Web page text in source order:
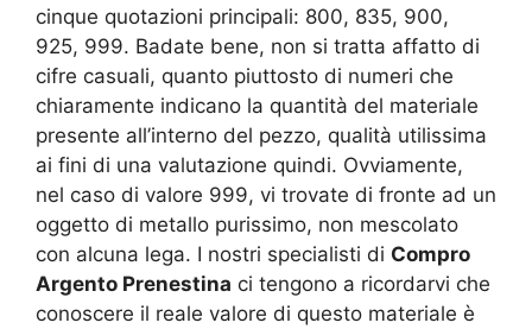
cinque quotazioni principali: 800, 835, 900,
925, 999. Badate bene, non si tratta affatto di
cifre casuali, quanto piuttosto di numeri che
chiaramente indicano la quantità del materiale
presente all’interno del pezzo, qualità utilissima
ai fini di una valutazione quindi. Ovviamente,
nel caso di valore 999, vi trovate di fronte ad un
oggetto di metallo purissimo, non mescolato
con alcuna lega. I nostri specialisti di Compro
Argento Prenestina ci tengono a ricordarvi che
conoscere il reale valore di questo materiale è